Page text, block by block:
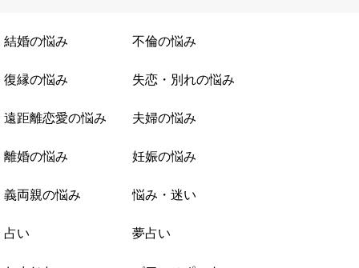
結婚の悩み 不倫の悩み
復縁の悩み 失恋・別れの悩み
遠距離恋愛の悩み 夫婦の悩み
離婚の悩み 妊娠の悩み
義両親の悩み 悩み・迷い
占い 夢占い